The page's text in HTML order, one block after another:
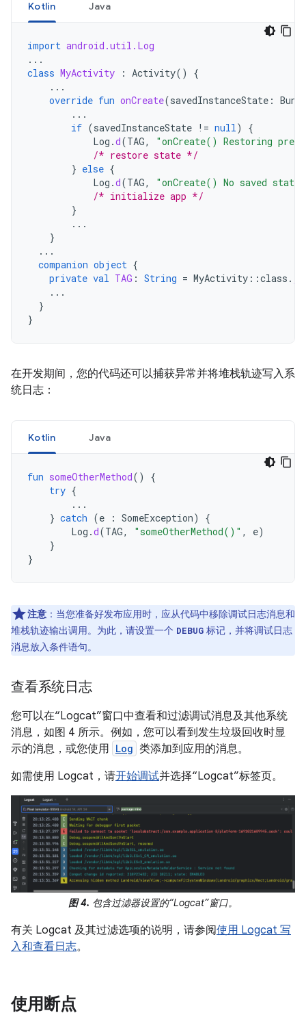
Kotlin Java
import android.util.Log
...
class MyActivity : Activity()
{
...
override fun onCreate(savedInstanceState :
...
if (savedInstanceState != null )
{
Log .d(TAG,
"onCreate() Restoring
/* restore state */
} else {
Log .d(TAG,
"onCreate() No saved
/* initialize app */
}
...
}
...
companion object {
private val TAG : String = MyActivity ::class .
...
}
}
在开发期间，您的代码还可以捕获异常并将堆栈轨迹写入系
统日志：
Kotlin Java
fun someOtherMethod()
{
try {
...
} catch (e : SomeException)
{
Log .d(TAG, "someOtherMethod()" , e)
}
}
注意 ：当您准备好发布应用时，应从代码中移除调试日志消息和
堆栈轨迹输出调用。为此，请设置一个 DEBUG 标记，并将调试日志
消息放入条件语句。
查看系统日志
您可以在“Logcat”窗口中查看和过滤调试消息及其他系统
消息，如图 4 所示。例如，您可以看到发生垃圾回收时显
示的消息，或您使用 Log 类添加到应用的消息。
如需使用 Logcat，请开始调试并选择“Logcat”标签页。
图 4. 包含过滤器设置的“Logcat”窗口。
有关 Logcat 及其过滤选项的说明，请参阅使用 Logcat 写
入和查看日志。
使用断点